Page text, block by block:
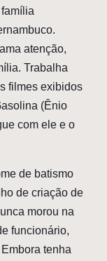
atenção,
Trabalha
filmes exibidos
(Ênio
com ele e o
de batismo
de criação de
morou na
funcionário,
tenha